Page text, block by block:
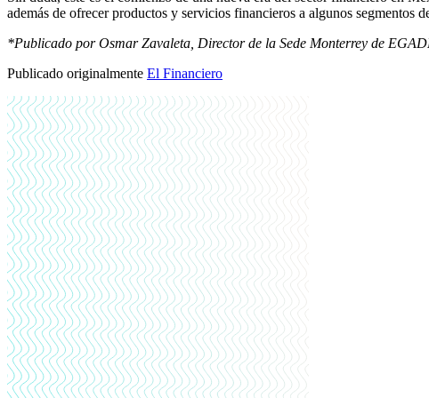
además de ofrecer productos y servicios financieros a algunos
*Publicado por Osmar Zavaleta, Director de la Sede Monterrey de
Publicado originalmente El Financiero